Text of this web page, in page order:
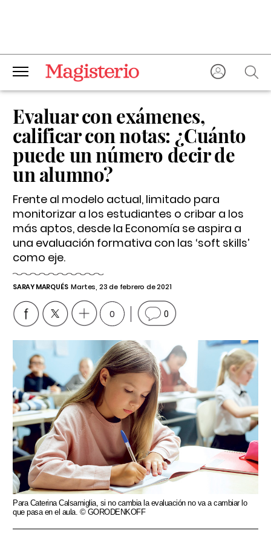
Evaluar con exámenes,
calificar con notas: ¿Cuánto
puede un número decir de
un alumno?
Frente al modelo actual, limitado para
monitorizar a los estudiantes o cribar a los
más aptos, desde la Economía se aspira a
una evaluación formativa con las ‘soft skills’
como eje.
SARAY MARQUÉS Martes, 23 de febrero de 2021
0 0
Para Caterina Calsamiglia, si no cambia la evaluación no va a cambiar lo
que pasa en el aula. © GORODENKOFF